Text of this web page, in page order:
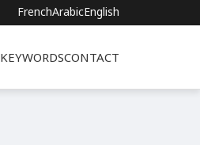
FrenchArabicEnglish
KEYWORDSCONTACT